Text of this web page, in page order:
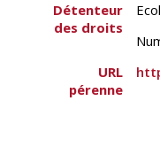
Détenteur
des droits
URL
pérenne